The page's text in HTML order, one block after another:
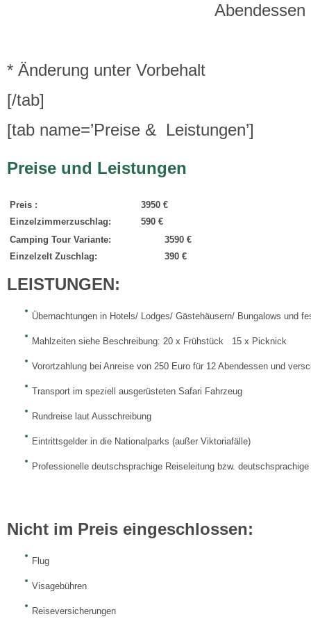
Abendessen
* Änderung unter Vorbehalt
[/tab]
[tab name=’Preise & Leistungen’]
Preise und Leistungen
Preis :
3950 €
Einzelzimmerzuschlag:
590 €
Camping Tour Variante:
3590 €
Einzelzelt Zuschlag:
390 €
LEISTUNGEN:
Übernachtungen in Hotels/ Lodges/ Gästehäusern/ Bungalows und
Mahlzeiten siehe Beschreibung: 20 x Frühstück 15 x Picknick
Vorortzahlung bei Anreise von 250 Euro für 12 Abendessen und
Transport im speziell ausgerüsteten Safari Fahrzeug
Rundreise laut Ausschreibung
Eintrittsgelder in die Nationalparks (außer Viktoriafälle)
Professionelle deutschsprachige Reiseleitung bzw.
Nicht im Preis eingeschlossen:
Flug
Visagebühren
Reiseversicherungen